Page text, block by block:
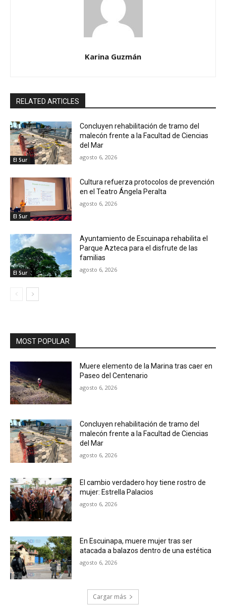
Karina Guzmán
RELATED ARTICLES
El Sur
Concluyen rehabilitación de tramo del
malecón frente a la Facultad de Ciencias
del Mar
agosto 6, 2026
El Sur
Cultura refuerza protocolos de prevención
en el Teatro Ángela Peralta
agosto 6, 2026
El Sur
Ayuntamiento de Escuinapa rehabilita el
Parque Azteca para el disfrute de las
familias
agosto 6, 2026
MOST POPULAR
Muere elemento de la Marina tras caer en
Paseo del Centenario
agosto 6, 2026
Concluyen rehabilitación de tramo del
malecón frente a la Facultad de Ciencias
del Mar
agosto 6, 2026
El cambio verdadero hoy tiene rostro de
mujer: Estrella Palacios
agosto 6, 2026
En Escuinapa, muere mujer tras ser
atacada a balazos dentro de una estética
agosto 6, 2026
Cargar más